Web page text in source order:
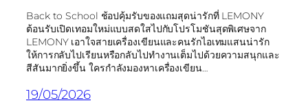
Back to School ช้อปคุ้มรับของแถมสุดน่ารักที่ LEMONY
ต้อนรับเปิดเทอมใหม่แบบสดใสไปกับโปรโมชันสุดพิเศษจาก
LEMONY เอาใจสายเครื่องเขียนและคนรักไอเทมแสนน่ารัก
ให้การกลับไปเรียนหรือกลับไปทำงานเต็มไปด้วยความสนุกและ
สีสันมากยิ่งขึ้น ใครกำลังมองหาเครื่องเขียน…
19/05/2026